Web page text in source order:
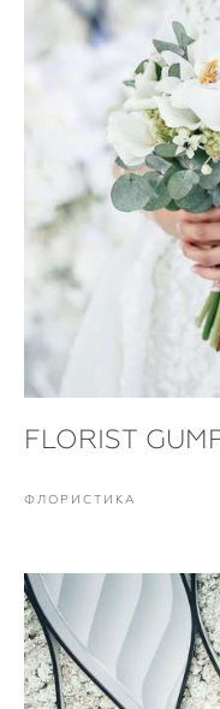
FLORIST
ФЛОРИСТИКА